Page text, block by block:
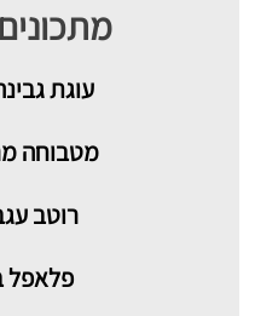
עוגת
מטבוחה
רוטב
פלאפל